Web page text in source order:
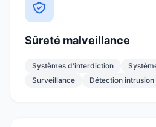
Sûreté malveillance
Systèmes d'interdiction
Surveillance
Détection intrusion